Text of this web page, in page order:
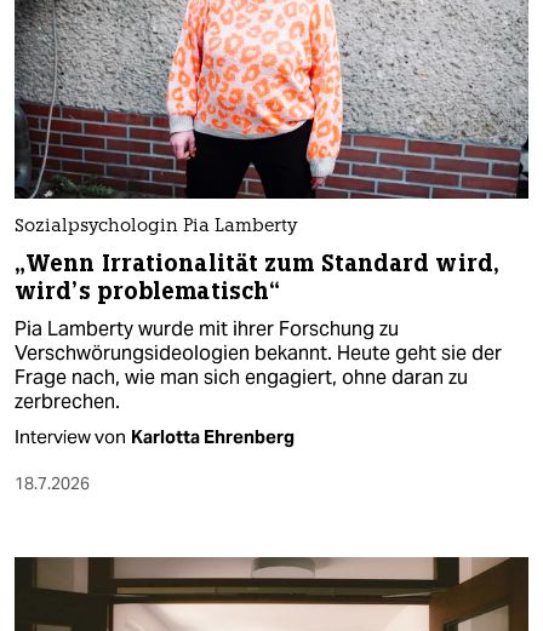
Sozialpsychologin Pia Lamberty
„Wenn Irrationalität zum Standard wird,
wird’s problematisch“
Pia Lamberty wurde mit ihrer Forschung zu
Verschwörungsideologien bekannt. Heute geht sie der
Frage nach, wie man sich engagiert, ohne daran zu
zerbrechen.
Interview von Karlotta Ehrenberg
18.7.2026